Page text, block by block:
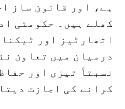
ہے، اور قانون ساز
کھلے ہیں۔ حکومتی
اتھارٹیز اور
درمیان میں تعاون
نسبتاً تیزی اور
کرانے کی اجازت دیتا